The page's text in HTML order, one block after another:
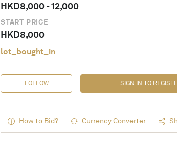
HKD8,000-12,000
START PRICE
HKD8,000
lot_bought_in
FOLLOW SIGN IN TO
How to Bid? Currency Converter